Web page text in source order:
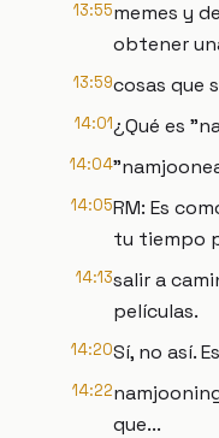
13:55memes y
obtener
13:59cosas que
14:01¿Qué es
14:04
14:05RM: Es
tu tiempo
14:13salir a
películas.
14:20Sí, no así.
14:22
que...